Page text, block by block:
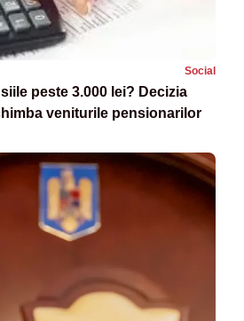
Social
peste 3.000 lei? Decizia
veniturile pensionarilor